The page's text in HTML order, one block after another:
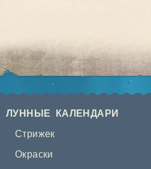
ЛУННЫЕ КАЛЕНДАРИ
Стрижек
Окраски